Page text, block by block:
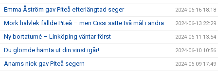
Emma Åström gav Piteå efterlängtad seger 2024-06-16 18:18
Mörk halvlek fällde Piteå – men Cissi satte två mål i andra 2024-06-13 22:29
Ny bortaturné – Linköping väntar först 2024-06-11 13:54
Du glömde hämta ut din vinst igår! 2024-06-10 10:56
Anams nick gav Piteå segern 2024-06-09 17:49